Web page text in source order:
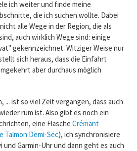
ich weiter und finde meine
die ich suchen wollte. Dabei
alle Wege in der Region, die als
auch wirklich Wege sind: einige
gekennzeichnet. Witziger Weise nur
sich heraus, dass die Einfahrt
aber durchaus möglich
... ist so viel Zeit vergangen, dass auch
rum ist. Also gibt es noch ein
eine Flasche Crémant
Talmon Demi-Sec), ich synchronisiere
und Garmin-Uhr und dann geht es auch